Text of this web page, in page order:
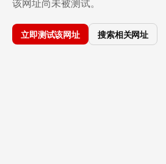
该网址尚未被测试。
立即测试该网址 搜索相关网址